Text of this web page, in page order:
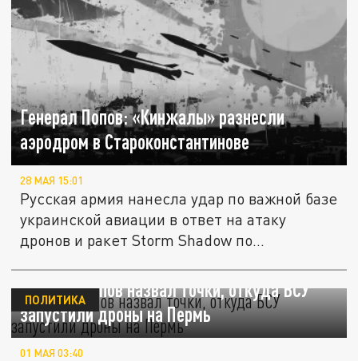
Генерал Попов: «Кинжалы» разнесли
аэродром в Староконстантинове
28 МАЯ 15:01
Русская армия нанесла удар по важной базе
украинской авиации в ответ на атаку
дронов и ракет Storm Shadow по...
Генерал Попов назвал точки, откуда ВСУ
запустили дроны на Пермь
ПОЛИТИКА
01 МАЯ 03:40